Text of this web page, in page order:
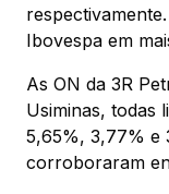
Ibovespa em
As ON da 3R
Usiminas, todas
5,65%, 3,77% e
corroboraram